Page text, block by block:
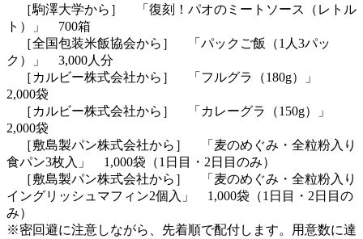
［駒澤大学から］ 「復刻！パオのミートソース（レトル
ト）」 700箱
［全国包装米飯協会から］ 「パックご飯（1人3パッ
ク）」 3,000人分
［カルビー株式会社から］ 「フルグラ（180g）」
2,000袋
［カルビー株式会社から］ 「カレーグラ（150g）」
2,000袋
［敷島製パン株式会社から］ 「麦のめぐみ・全粒粉入り
食パン3枚入」 1,000袋（1日目・2日目のみ）
［敷島製パン株式会社から］ 「麦のめぐみ・全粒粉入り
イングリッシュマフィン2個入」 1,000袋（1日目・2日目の
み）
※密回避に注意しながら、先着順で配付します。用意数に達